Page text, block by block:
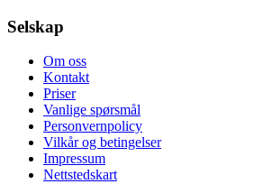
Selskap
Om oss
Kontakt
Priser
Vanlige spørsmål
Personvernpolicy
Vilkår og betingelser
Impressum
Nettstedskart